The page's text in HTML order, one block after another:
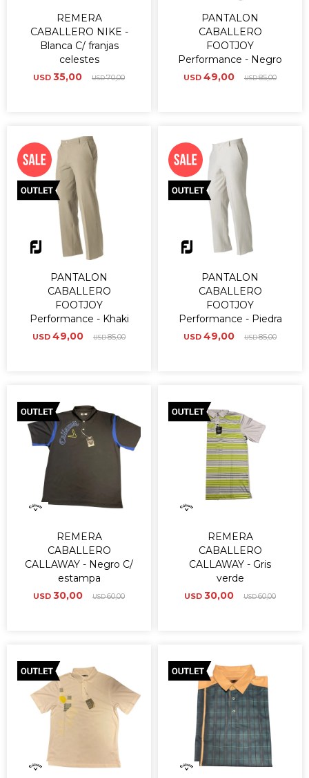
REMERA
CABALLERO NIKE -
Blanca C/ franjas
celestes
USD 35,00 USD70,00
PANTALON
CABALLERO
FOOTJOY
Performance - Negro
USD 49,00 USD85,00
PANTALON
CABALLERO
FOOTJOY
Performance - Khaki
USD 49,00 USD85,00
PANTALON
CABALLERO
FOOTJOY
Performance - Piedra
USD 49,00 USD85,00
REMERA
CABALLERO
CALLAWAY - Negro C/
estampa
USD 30,00 USD60,00
REMERA
CABALLERO
CALLAWAY - Gris
verde
USD 30,00 USD60,00